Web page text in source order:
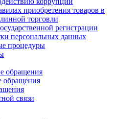
приобретения товаров в
торговли
регистрации
персональных данных
процедуры
обращения
обращения
связи